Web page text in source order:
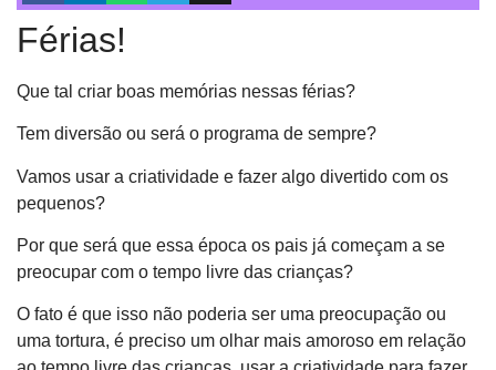
Férias!
Que tal criar boas memórias nessas férias?
Tem diversão ou será o programa de sempre?
Vamos usar a criatividade e fazer algo divertido com os
pequenos?
Por que será que essa época os pais já começam a se
preocupar com o tempo livre das crianças?
O fato é que isso não poderia ser uma preocupação ou
uma tortura, é preciso um olhar mais amoroso em relação